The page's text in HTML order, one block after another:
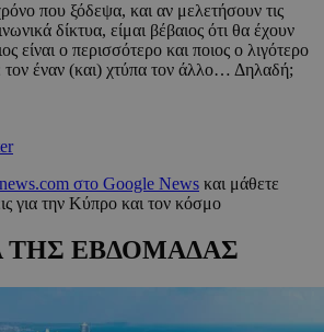
που ξόδεψα, και αν μελετήσουν τις
δίκτυα, είμαι βέβαιος ότι θα έχουν
είναι ο περισσότερο και ποιος ο λιγότερο
έναν (και) χτύπα τον άλλο… Δηλαδή;
στο Google News και μάθετε
για την Κύπρο και τον κόσμο
ΤΗΣ ΕΒΔΟΜΑΔΑΣ